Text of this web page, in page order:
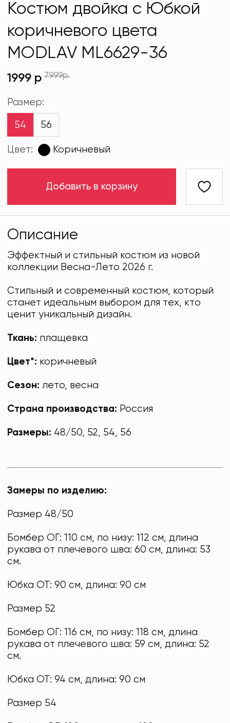
Костюм двойка с Юбкой
коричневого цвета
MODLAV ML6629-36
1999 р 7999р.
Размер:
54 56
Цвет: Коричневый
Добавить в корзину
Описание
Эффектный и стильный костюм из новой
коллекции Весна-Лето 2026 г.
Стильный и современный костюм, который
станет идеальным выбором для тех, кто
ценит уникальный дизайн.
Ткань: плащевка
Цвет*: коричневый
Сезон: лето, весна
Страна производства: Россия
Размеры: 48/50, 52, 54, 56
Замеры по изделию:
Размер 48/50
Бомбер ОГ: 110 см, по низу: 112 см, длина
рукава от плечевого шва: 60 см, длина: 53
см.
Юбка ОТ: 90 см, длина: 90 см
Размер 52
Бомбер ОГ: 116 см, по низу: 118 см, длина
рукава от плечевого шва: 59 см, длина: 52
см.
Юбка ОТ: 94 см, длина: 90 см
Размер 54